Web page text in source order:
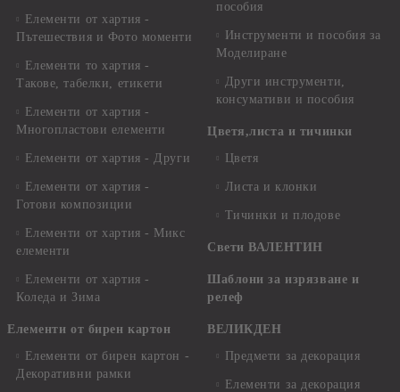
Елементи от хартия -
Пътешествия и Фото моменти
Елементи то хартия -
Такове, табелки, етикети
Елементи от хартия -
Многопластови елементи
Елементи от хартия - Други
Елементи от хартия -
Готови композиции
Елементи от хартия - Микс
елементи
Елементи от хартия -
Коледа и Зима
Елементи от бирен картон
Елементи от бирен картон -
Декоративни рамки
пособия
Инструменти и пособия за
Моделиране
Други инструменти,
консумативи и пособия
Цветя,листа и тичинки
Цветя
Листа и клонки
Тичинки и плодове
Свети ВАЛЕНТИН
Шаблони за изрязване и
релеф
ВЕЛИКДЕН
Предмети за декорация
Елементи за декорация